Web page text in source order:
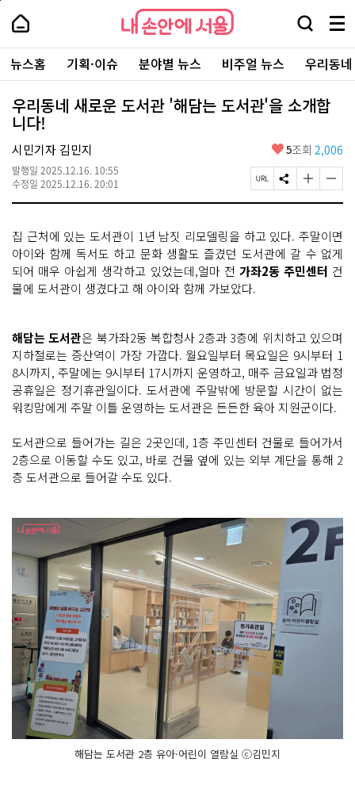
본
로
가
내
손
안
에
서
울
-
서
울
시
대
표
소
통
포
내
손
에
울
검
창
열
기
메
뉴
전
체
보
주
요
서
뉴스홈 기획·이슈 분야별 뉴스 비주얼 뉴스 우리동
우리동네 새로운 도서관 '해담는 도서관'을 소개합
니다!
시민기자 김민지
발행일 2025.12.16. 10:55
수정일 2025.12.16. 20:01
좋
요
5조회 2,006
페
이
R
L
복
사
S
N
유
하
기
글
자
크
게
변
경
글
자
작
게
변
경
집 근처에 있는 도서관이 1년 남짓 리모델링을 하고 있다. 주말이면
아이와 함께 독서도 하고 문화 생활도 즐겼던 도서관에 갈 수 없게
되어 매우 아쉽게 생각하고 있었는데,얼마 전 가좌2동 주민센터 건
물에 도서관이 생겼다고 해 아이와 함께 가보았다.
해담는 도서관은 북가좌2동 복합청사 2층과 3층에 위치하고 있으며
지하철로는 증산역이 가장 가깝다. 월요일부터 목요일은 9시부터 1
8시까지, 주말에는 9시부터 17시까지 운영하고, 매주 금요일과 법정
공휴일은 정기휴관일이다. 도서관에 주말밖에 방문할 시간이 없는
워킹맘에게 주말 이틀 운영하는 도서관은 든든한 육아 지원군이다.
도서관으로 들어가는 길은 2곳인데, 1층 주민센터 건물로 들어가서
2층으로 이동할 수도 있고, 바로 건물 옆에 있는 외부 계단을 통해 2
층 도서관으로 들어갈 수도 있다.
해담는 도서관 2층 유아·어린이 열람실 ⓒ김민지
페
상
단
로